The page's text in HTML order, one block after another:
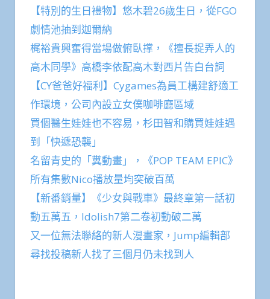
【特別的生日禮物】悠木碧26歲生日，從FGO
劇情池抽到迦爾納
梶裕貴興奮得當場做俯臥撑，《擅長捉弄人的
高木同學》高橋李依配高木對西片告白台詞
【CY爸爸好福利】Cygames為員工構建舒適工
作環境，公司內設立女僕咖啡廳區域
買個醫生娃娃也不容易，杉田智和購買娃娃遇
到「快遞恐襲」
名留青史的「糞動畫」，《POP TEAM EPIC》
所有集數Nico播放量均突破百萬
【新番銷量】《少女與戰車》最終章第一話初
動五萬五，Idolish7第二卷初動破二萬
又一位無法聯絡的新人漫畫家，Jump編輯部
尋找投稿新人找了三個月仍未找到人